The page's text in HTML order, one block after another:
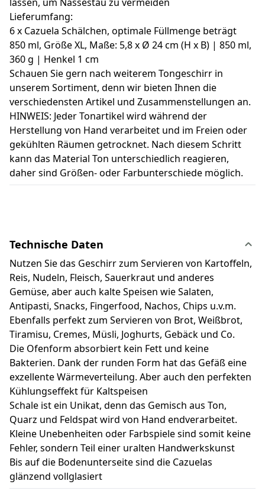
Lieferumfang:
6 x Cazuela Schälchen, optimale Füllmenge beträgt
850 ml, Größe XL, Maße: 5,8 x Ø 24 cm (H x B) | 850 ml,
360 g | Henkel 1 cm
Schauen Sie gern nach weiterem Tongeschirr in
unserem Sortiment, denn wir bieten Ihnen die
verschiedensten Artikel und Zusammenstellungen an.
HINWEIS: Jeder Tonartikel wird während der
Herstellung von Hand verarbeitet und im Freien oder
gekühlten Räumen getrocknet. Nach diesem Schritt
kann das Material Ton unterschiedlich reagieren,
daher sind Größen- oder Farbunterschiede möglich.
Technische Daten
Nutzen Sie das Geschirr zum Servieren von Kartoffeln,
Reis, Nudeln, Fleisch, Sauerkraut und anderes
Gemüse, aber auch kalte Speisen wie Salaten,
Antipasti, Snacks, Fingerfood, Nachos, Chips u.v.m.
Ebenfalls perfekt zum Servieren von Brot, Weißbrot,
Tiramisu, Cremes, Müsli, Joghurts, Gebäck und Co.
Die Ofenform absorbiert kein Fett und keine
Bakterien. Dank der runden Form hat das Gefäß eine
exzellente Wärmeverteilung. Aber auch den perfekten
Kühlungseffekt für Kaltspeisen
Schale ist ein Unikat, denn das Gemisch aus Ton,
Quarz und Feldspat wird von Hand endverarbeitet.
Kleine Unebenheiten oder Farbspiele sind somit keine
Fehler, sondern Teil einer uralten Handwerkskunst
Bis auf die Bodenunterseite sind die Cazuelas
glänzend vollglasiert